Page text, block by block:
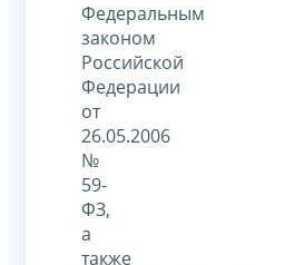
Федеральным
законом
Российской
Федерации
от
26.05.2006
№
59-
ФЗ,
а
также